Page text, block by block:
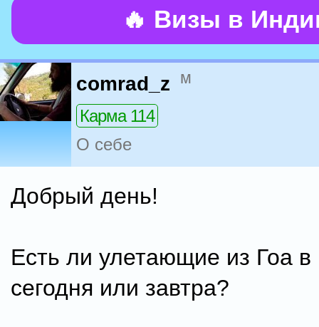
🔥 Визы в
comrad_z м
Карма 114
О себе
Добрый день!
Есть ли улетающие из Гоа в
сегодня или завтра?